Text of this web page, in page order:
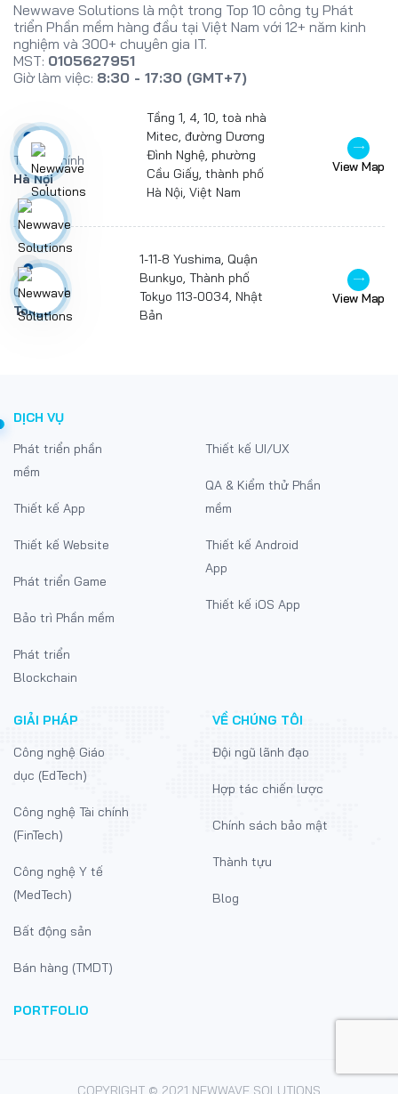
Newwave Solutions là một trong Top 10 công ty Phát
triển Phần mềm hàng đầu tại Việt Nam với 12+ năm kinh
nghiệm và 300+ chuyên gia IT.
MST: 0105627951
Giờ làm việc: 8:30 - 17:30 (GMT+7)
Trụ sở chính
Hà Nội
Tầng 1, 4, 10, toà nhà
Mitec, đường Dương
Đình Nghệ, phường
Cầu Giấy, thành phố
Hà Nội, Việt Nam
View Map
Chi nhánh
Tokyo
1-11-8 Yushima, Quận
Bunkyo, Thành phố
Tokyo 113-0034, Nhật
Bản
View Map
DỊCH VỤ
Phát triển phần
mềm
Thiết kế App
Thiết kế Website
Phát triển Game
Bảo trì Phần mềm
Phát triển
Blockchain
Thiết kế UI/UX
QA & Kiểm thử Phần
mềm
Thiết kế Android
App
Thiết kế iOS App
GIẢI PHÁP
Công nghệ Giáo
dục (EdTech)
Công nghệ Tài chính
(FinTech)
Công nghệ Y tế
(MedTech)
Bất động sản
Bán hàng (TMDT)
PORTFOLIO
VỀ CHÚNG TÔI
Đội ngũ lãnh đạo
Hợp tác chiến lược
Chính sách bảo mật
Thành tựu
Blog
COPYRIGHT © 2021 NEWWAVE SOLUTIONS